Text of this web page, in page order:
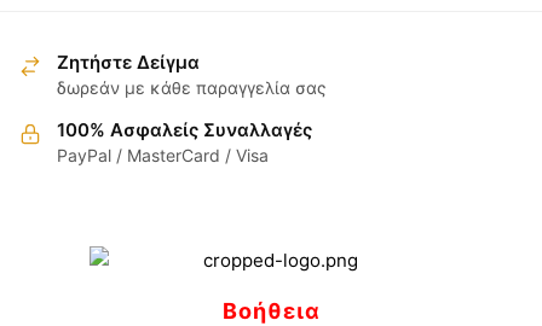
προϊόντος
παραλλαγές.
Οι
μπορούν
να
προϊόντος
Ζητήστε Δείγμα
δωρεάν με κάθε παραγγελία σας
100% Ασφαλείς Συναλλαγές
PayPal / MasterCard / Visa
Βοήθεια